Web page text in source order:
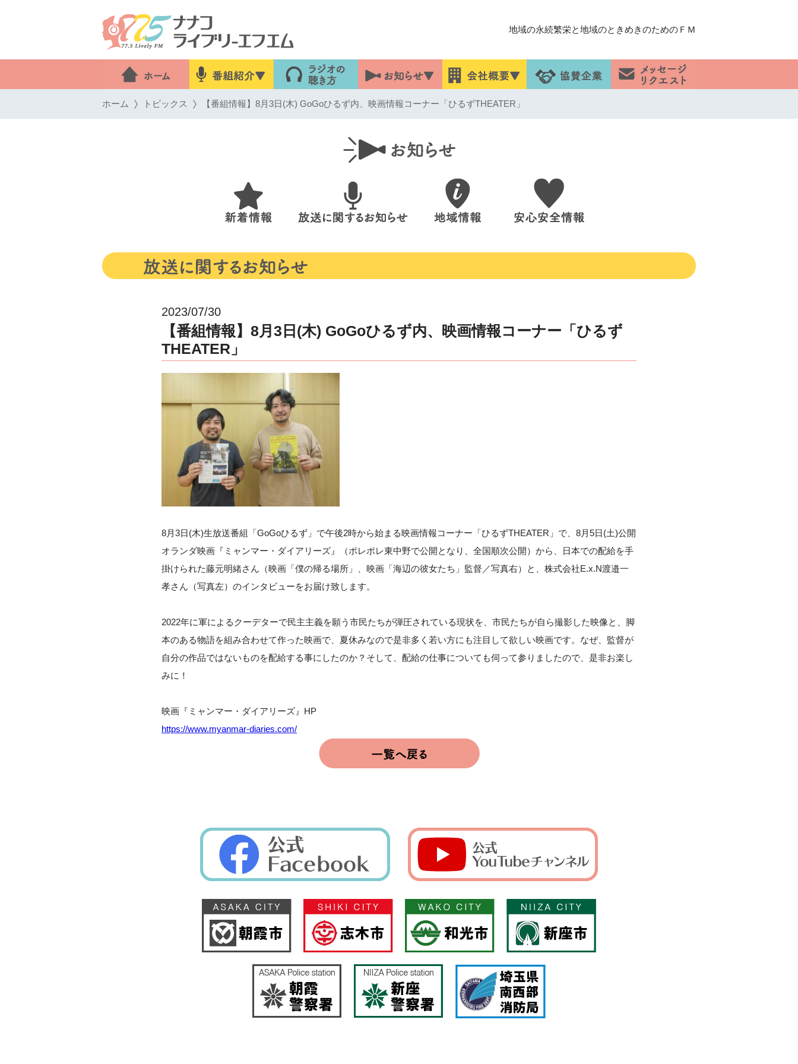
地域の永続繁栄と地域のときめきのためのＦＭ
ホーム トピックス 【番組情報】8月3日(木) GoGoひるず内、映画情報コーナー「ひるずTHEATER」
2023/07/30
【番組情報】8月3日(木) GoGoひるず内、映画情報コーナー「ひるず
THEATER」
8月3日(木)生放送番組「GoGoひるず」で午後2時から始まる映画情報コーナー「ひるずTHEATER」で、8月5日(土)公開
オランダ映画『ミャンマー・ダイアリーズ』（ポレポレ東中野で公開となり、全国順次公開）から、日本での配給を手
掛けられた藤元明緒さん（映画「僕の帰る場所」、映画「海辺の彼女たち」監督／写真右）と、株式会社E.x.N渡邉一
孝さん（写真左）のインタビューをお届け致します。
2022年に軍によるクーデターで民主主義を願う市民たちが弾圧されている現状を、市民たちが自ら撮影した映像と、脚
本のある物語を組み合わせて作った映画で、夏休みなので是非多く若い方にも注目して欲しい映画です。なぜ、監督が
自分の作品ではないものを配給する事にしたのか？そして、配給の仕事についても伺って参りましたので、是非お楽し
みに！
映画『ミャンマー・ダイアリーズ』HP
https://www.myanmar-diaries.com/